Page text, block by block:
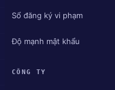
Sổ đăng ký vi phạm
Độ mạnh mật khẩu
CÔNG TY